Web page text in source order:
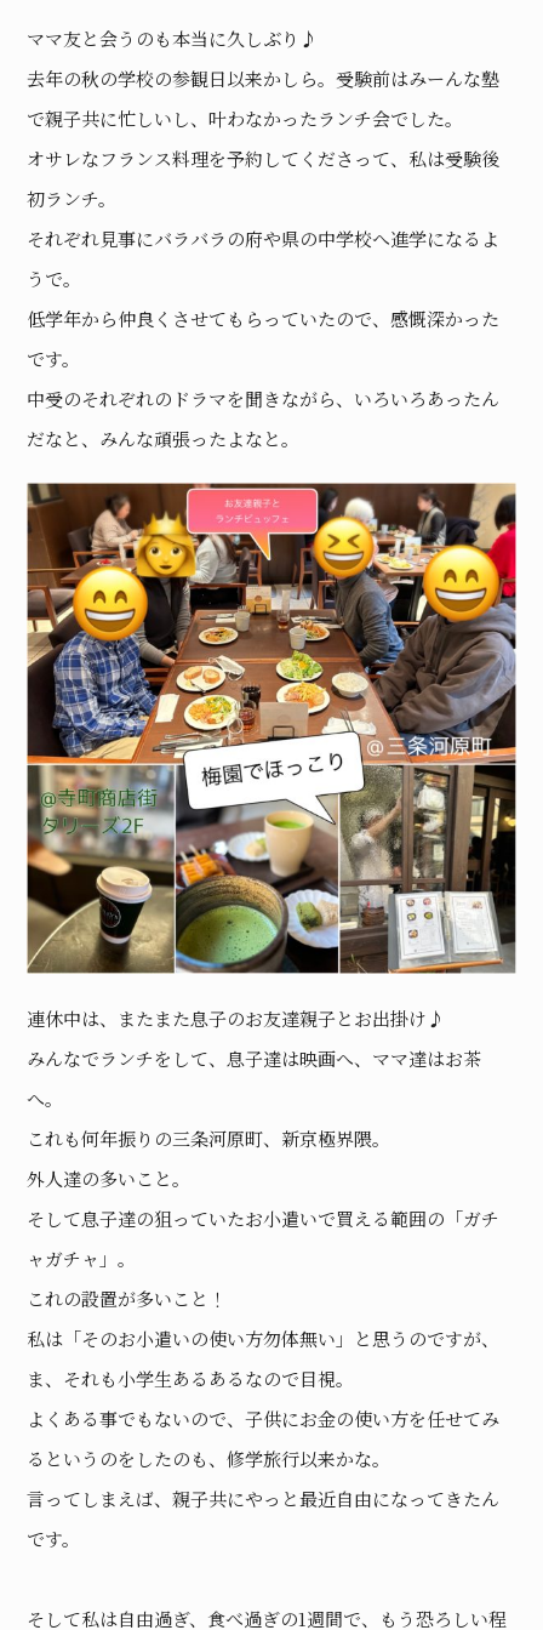
ママ友と会うのも本当に久しぶり♪
去年の秋の学校の参観日以来かしら。受験前はみーんな塾
で親子共に忙しいし、叶わなかったランチ会でした。
オサレなフランス料理を予約してくださって、私は受験後
初ランチ。
それぞれ見事にバラバラの府や県の中学校へ進学になるよ
うで。
低学年から仲良くさせてもらっていたので、感慨深かった
です。
中受のそれぞれのドラマを聞きながら、いろいろあったん
だなと、みんな頑張ったよなと。
連休中は、またまた息子のお友達親子とお出掛け♪
みんなでランチをして、息子達は映画へ、ママ達はお茶
へ。
これも何年振りの三条河原町、新京極界隈。
外人達の多いこと。
そして息子達の狙っていたお小遣いで買える範囲の「ガチ
ャガチャ」。
これの設置が多いこと！
私は「そのお小遣いの使い方勿体無い」と思うのですが、
ま、それも小学生あるあるなので目視。
よくある事でもないので、子供にお金の使い方を任せてみ
るというのをしたのも、修学旅行以来かな。
言ってしまえば、親子共にやっと最近自由になってきたん
です。
そして私は自由過ぎ、食べ過ぎの1週間で、もう恐ろしい程